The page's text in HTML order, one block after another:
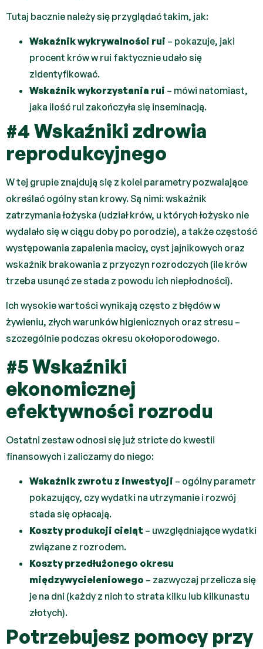
Tutaj bacznie należy się przyglądać takim, jak:
Wskaźnik wykrywalności rui – pokazuje, jaki
procent krów w rui faktycznie udało się
zidentyfikować.
Wskaźnik wykorzystania rui – mówi natomiast,
jaka ilość rui zakończyła się inseminacją.
#4 Wskaźniki zdrowia
reprodukcyjnego
W tej grupie znajdują się z kolei parametry pozwalające
określać ogólny stan krowy. Są nimi: wskaźnik
zatrzymania łożyska (udział krów, u których łożysko nie
wydalało się w ciągu doby po porodzie), a także częstość
występowania zapalenia macicy, cyst jajnikowych oraz
wskaźnik brakowania z przyczyn rozrodczych (ile krów
trzeba usunąć ze stada z powodu ich niepłodności).
Ich wysokie wartości wynikają często z błędów w
żywieniu, złych warunków higienicznych oraz stresu –
szczególnie podczas okresu okołoporodowego.
#5 Wskaźniki
ekonomicznej
efektywności rozrodu
Ostatni zestaw odnosi się już stricte do kwestii
finansowych i zaliczamy do niego:
Wskaźnik zwrotu z inwestycji – ogólny parametr
pokazujący, czy wydatki na utrzymanie i rozwój
stada się opłacają.
Koszty produkcji cieląt – uwzględniające wydatki
związane z rozrodem.
Koszty przedłużonego okresu
międzywycieleniowego – zazwyczaj przelicza się
je na dni (każdy z nich to strata kilku lub kilkunastu
złotych).
Potrzebujesz pomocy przy